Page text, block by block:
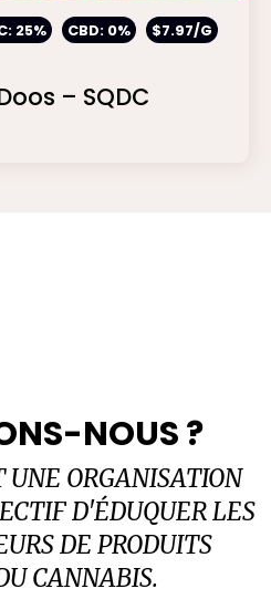
25% CBD: 0% $7.97/G
– SQDC
NOUS ?
ORGANISATION
D'ÉDUQUER LES
DE PRODUITS
CANNABIS.